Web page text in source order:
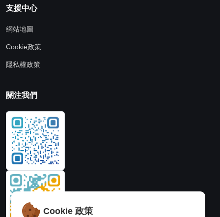
支援中心
網站地圖
Cookie政策
隱私權政策
關注我們
Cookie 政策